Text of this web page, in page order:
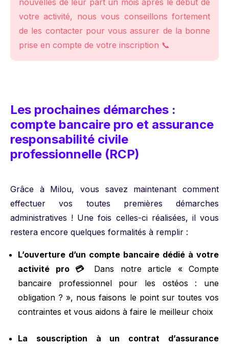
nouvelles de leur part un mois après le début de
votre activité, nous vous conseillons fortement
de les contacter pour vous assurer de la bonne
prise en compte de votre inscription 📞
Les prochaines démarches :
compte bancaire pro et assurance
responsabilité civile
professionnelle (RCP)
Grâce à Milou, vous savez maintenant comment
effectuer vos toutes premières démarches
administratives ! Une fois celles-ci réalisées, il vous
restera encore quelques formalités à remplir :
L’ouverture d’un compte bancaire dédié à votre
activité pro 💳
Dans notre article « Compte
bancaire professionnel pour les ostéos : une
obligation ? », nous faisons le point sur toutes vos
contraintes et vous aidons à faire le meilleur choix
La souscription à un contrat d’assurance